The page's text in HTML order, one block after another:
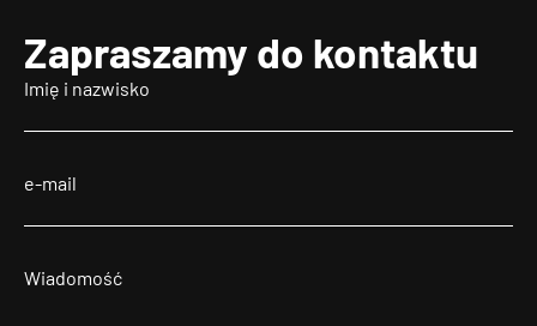
Zapraszamy do kontaktu